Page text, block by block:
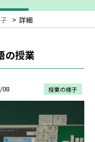
> 詳細
の授業
08 授業の様子